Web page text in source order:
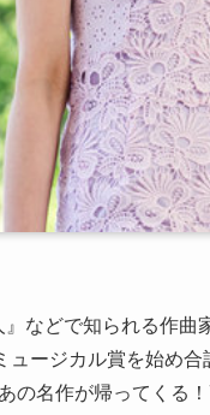
などで知られる作曲
ュージカル賞を始め
の名作が帰ってくる